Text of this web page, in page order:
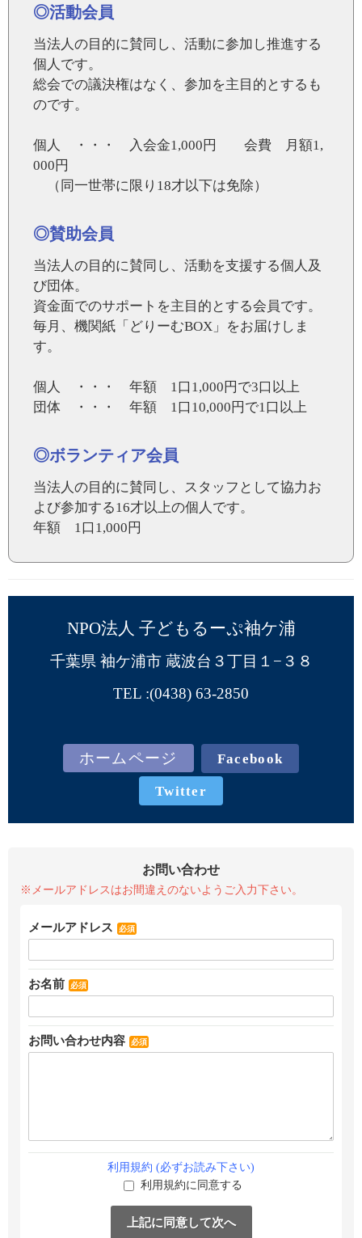
◎活動会員
当法人の目的に賛同し、活動に参加し推進する
個人です。
総会での議決権はなく、参加を主目的とするも
のです。
個人 ・・・ 入会金1,000円 会費 月額1,
000円
（同一世帯に限り18才以下は免除）
◎賛助会員
当法人の目的に賛同し、活動を支援する個人及
び団体。
資金面でのサポートを主目的とする会員です。
毎月、機関紙「どりーむBOX」をお届けしま
す。
個人 ・・・ 年額 1口1,000円で3口以上
団体 ・・・ 年額 1口10,000円で1口以上
◎ボランティア会員
当法人の目的に賛同し、スタッフとして協力お
よび参加する16才以上の個人です。
年額 1口1,000円
NPO法人 子どもるーぷ袖ケ浦
千葉県 袖ケ浦市 蔵波台３丁目１−３８
TEL :(0438) 63-2850
ホームページ Facebook
Twitter
お問い合わせ
※メールアドレスはお間違えのないようご入力下さい。
メールアドレス 必須
お名前 必須
お問い合わせ内容 必須
利用規約 (必ずお読み下さい)
利用規約に同意する